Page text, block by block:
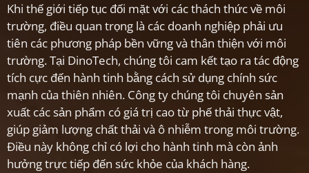
Khi thế giới tiếp tục đối mặt với các thách thức về môi
trường, điều quan trọng là các doanh nghiệp phải ưu
tiên các phương pháp bền vững và thân thiện với môi
trường. Tại DinoTech, chúng tôi cam kết tạo ra tác động
tích cực đến hành tinh bằng cách sử dụng chính sức
mạnh của thiên nhiên. Công ty chúng tôi chuyên sản
xuất các sản phẩm có giá trị cao từ phế thải thực vật,
giúp giảm lượng chất thải và ô nhiễm trong môi trường.
Điều này không chỉ có lợi cho hành tinh mà còn ảnh
hưởng trực tiếp đến sức khỏe của khách hàng.